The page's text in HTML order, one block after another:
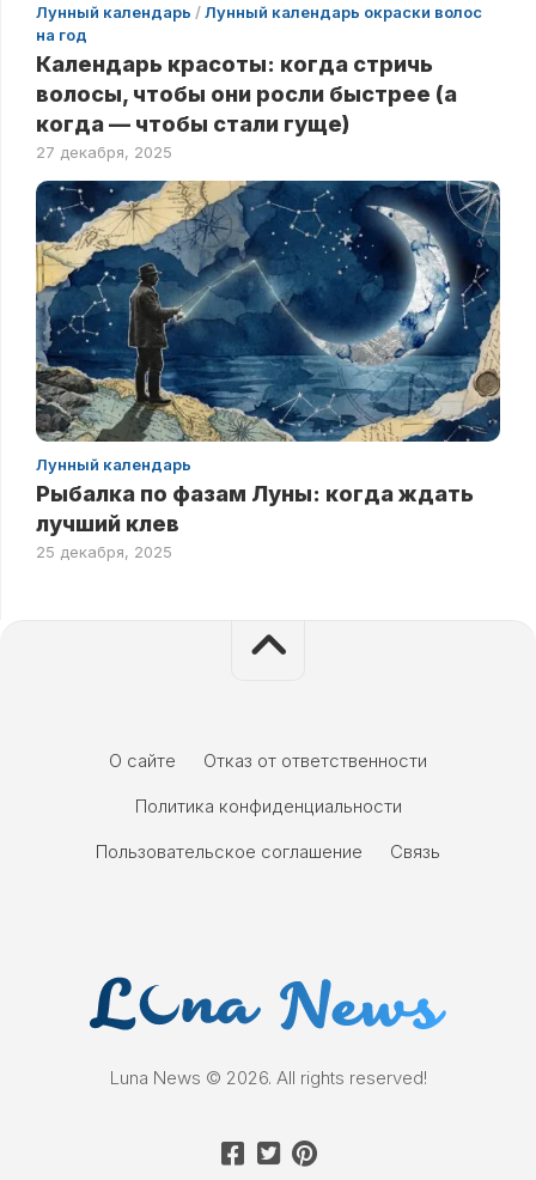
Лунный календарь /Лунный календарь окраски волос
на год
Календарь красоты: когда стричь
волосы, чтобы они росли быстрее (а
когда — чтобы стали гуще)
27 декабря, 2025
Лунный календарь
Рыбалка по фазам Луны: когда ждать
лучший клев
25 декабря, 2025
О сайте
Отказ от ответственности
Политика конфиденциальности
Пользовательское соглашение
Связь
Luna News © 2026. All rights reserved!